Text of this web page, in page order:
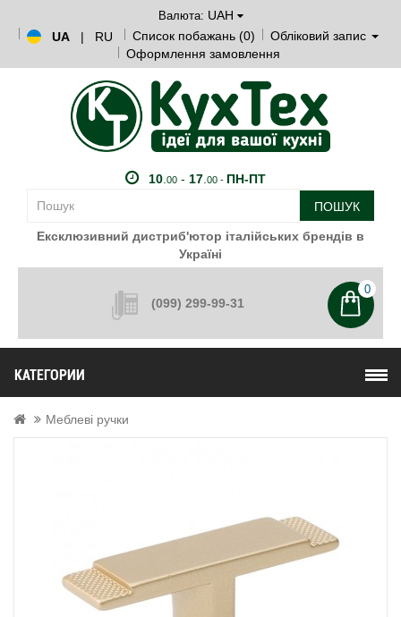
Валюта: UAH
UA
| RU Список побажань (0)
Обліковий запис
Оформлення замовлення
10. 00- 17. 00 - ПН-ПТ
ПОШУК
Ексклюзивний дистриб'ютор італійських брендів в
Україні
(099) 299-99-31
0
КАТЕГОРИИ
Меблеві ручки